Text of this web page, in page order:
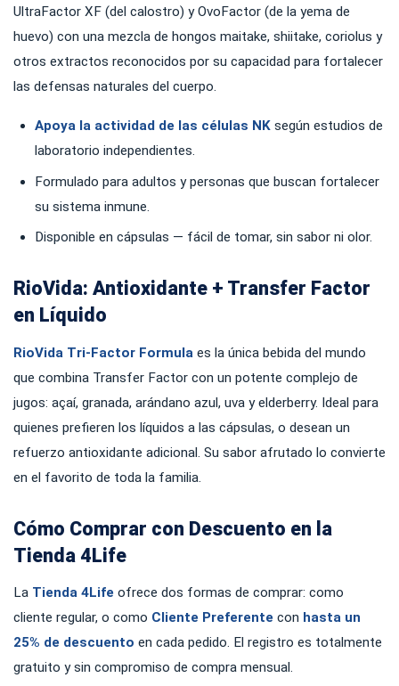
UltraFactor XF (del calostro) y OvoFactor (de la yema de
huevo) con una mezcla de hongos maitake, shiitake, coriolus y
otros extractos reconocidos por su capacidad para fortalecer
las defensas naturales del cuerpo.
Apoya la actividad de las células NK según estudios de
laboratorio independientes.
Formulado para adultos y personas que buscan fortalecer
su sistema inmune.
Disponible en cápsulas — fácil de tomar, sin sabor ni olor.
RioVida: Antioxidante + Transfer Factor
en Líquido
RioVida Tri-Factor Formula es la única bebida del mundo
que combina Transfer Factor con un potente complejo de
jugos: açaí, granada, arándano azul, uva y elderberry. Ideal para
quienes prefieren los líquidos a las cápsulas, o desean un
refuerzo antioxidante adicional. Su sabor afrutado lo convierte
en el favorito de toda la familia.
Cómo Comprar con Descuento en la
Tienda 4Life
La Tienda 4Life ofrece dos formas de comprar: como
cliente regular, o como Cliente Preferente con hasta un
25% de descuento en cada pedido. El registro es totalmente
gratuito y sin compromiso de compra mensual.